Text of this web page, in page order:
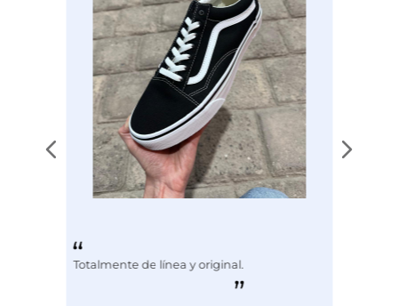
Totalmente de línea y original.